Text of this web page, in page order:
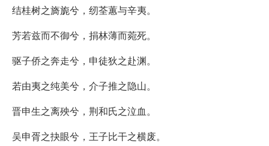
结桂树之旖旎兮，纫荃蕙与辛夷。
芳若兹而不御兮，捐林薄而菀死。
驱子侨之奔走兮，申徒狄之赴渊。
若由夷之纯美兮，介子推之隐山。
晋申生之离殃兮，荆和氏之泣血。
吴申胥之抉眼兮，王子比干之横废。